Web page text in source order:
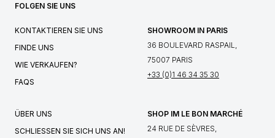
FOLGEN SIE UNS
KONTAKTIEREN SIE UNS
FINDE UNS
WIE VERKAUFEN?
FAQS
SHOWROOM IN PARIS
36 BOULEVARD RASPAIL,
75007 PARIS
+33 (0)1 46 34 35 30
ÜBER UNS
SCHLIESSEN SIE SICH UNS AN!
SHOP IM LE BON MARCHÉ
24 RUE DE SÈVRES,